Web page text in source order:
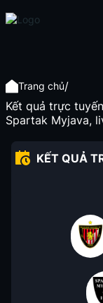
Trang chủ/
Kết quả trực
Spartak Myjava,
KẾT QUẢ